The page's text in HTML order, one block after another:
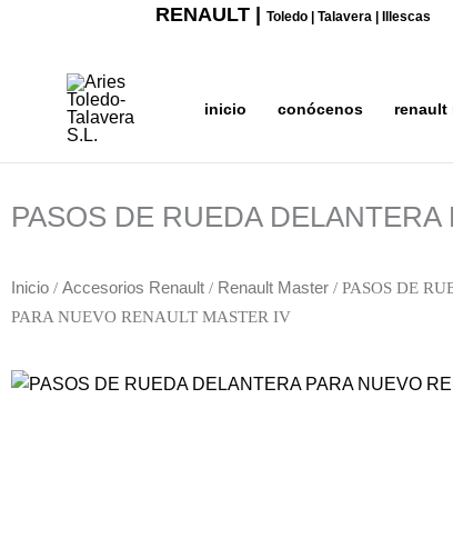
contenido
RENAULT | Toledo | Talavera | Illescas
inicio conócenos renault
PASOS DE RUEDA
Inicio / Accesorios Renault / Renault Master / PASOS DE
PARA NUEVO RENAULT MASTER IV